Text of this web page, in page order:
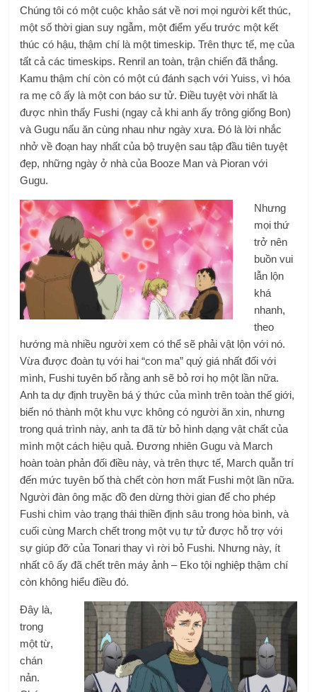
Chúng tôi có một cuộc khảo sát về nơi mọi người kết thúc,
một số thời gian suy ngẫm, một điểm yếu trước một kết
thúc có hậu, thậm chí là một timeskip. Trên thực tế, mẹ của
tất cả các timeskips. Renril an toàn, trận chiến đã thắng.
Kamu thậm chí còn có một cú đánh sạch với Yuiss, vì hóa
ra mẹ cô ấy là một con báo sư tử. Điều tuyệt vời nhất là
được nhìn thấy Fushi (ngay cả khi anh ấy trông giống Bon)
và Gugu nấu ăn cùng nhau như ngày xưa. Đó là lời nhắc
nhở về đoạn hay nhất của bộ truyện sau tập đầu tiên tuyệt
đẹp, những ngày ở nhà của Booze Man và Pioran với
Gugu.
Nhưng
mọi thứ
trở nên
buồn vui
lẫn lộn
khá
nhanh,
theo
hướng mà nhiều người xem có thể sẽ phải vật lộn với nó.
Vừa được đoàn tụ với hai “con ma” quý ​​giá nhất đối với
mình, Fushi tuyên bố rằng anh sẽ bỏ rơi họ một lần nữa.
Anh ta dự định truyền bá ý thức của mình trên toàn thế giới,
biến nó thành một khu vực không có người ăn xin, nhưng
trong quá trình này, anh ta đã từ bỏ hình dạng vật chất của
mình một cách hiệu quả. Đương nhiên Gugu và March
hoàn toàn phản đối điều này, và trên thực tế, March quẫn trí
đến mức tuyên bố thà chết còn hơn mất Fushi một lần nữa.
Người đàn ông mặc đồ đen dừng thời gian để cho phép
Fushi chìm vào trạng thái thiền định sâu trong hòa bình, và
cuối cùng March chết trong một vụ tự tử được hỗ trợ với
sự giúp đỡ của Tonari thay vì rời bỏ Fushi. Nhưng này, ít
nhất cô ấy đã chết trên máy ảnh – Eko tội nghiệp thậm chí
còn không hiểu điều đó.
Đây là,
trong
một từ,
chán
nản.